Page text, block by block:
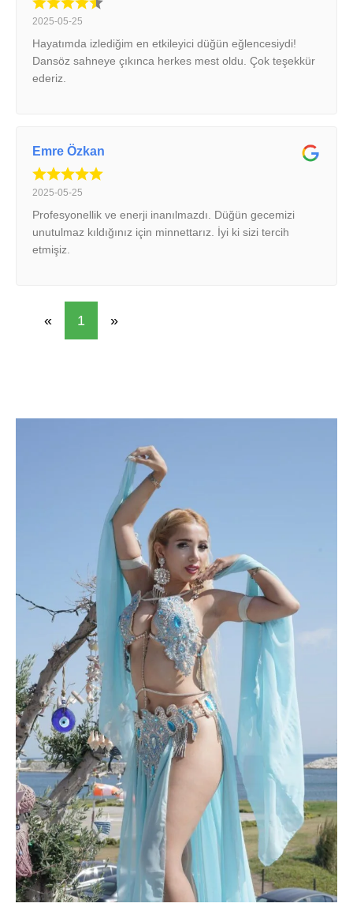
2025-05-25
Hayatımda izlediğim en etkileyici düğün eğlencesiydi!
Dansöz sahneye çıkınca herkes mest oldu. Çok teşekkür
ederiz.
Emre Özkan
2025-05-25
Profesyonellik ve enerji inanılmazdı. Düğün gecemizi
unutulmaz kıldığınız için minnettarız. İyi ki sizi tercih
etmişiz.
« 1 »